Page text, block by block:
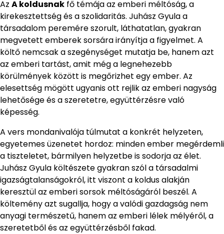
Az A koldusnak fő témája az emberi méltóság, a
kirekesztettség és a szolidaritás. Juhász Gyula a
társadalom peremére szorult, láthatatlan, gyakran
megvetett emberek sorsára irányítja a figyelmet. A
költő nemcsak a szegénységet mutatja be, hanem azt
az emberi tartást, amit még a legnehezebb
körülmények között is megőrizhet egy ember. Az
elesettség mögött ugyanis ott rejlik az emberi nagyság
lehetősége és a szeretetre, együttérzésre való
képesség.
A vers mondanivalója túlmutat a konkrét helyzeten,
egyetemes üzenetet hordoz: minden ember megérdemli
a tiszteletet, bármilyen helyzetbe is sodorja az élet.
Juhász Gyula költészete gyakran szól a társadalmi
igazságtalanságokról, itt viszont a koldus alakján
keresztül az emberi sorsok méltóságáról beszél. A
költemény azt sugallja, hogy a valódi gazdagság nem
anyagi természetű, hanem az emberi lélek mélyéről, a
szeretetből és az együttérzésből fakad.